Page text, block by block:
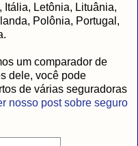
Itália, Letônia, Lituânia,
Polônia, Portugal,
um comparador de
dele, você pode
de várias seguradoras
nosso post sobre seguro